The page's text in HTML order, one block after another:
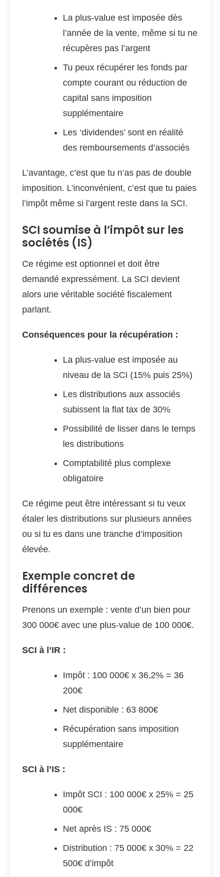
La plus-value est imposée dès
l’année de la vente, même si tu ne
récupères pas l’argent
Tu peux récupérer les fonds par
compte courant ou réduction de
capital sans imposition
supplémentaire
Les ‘dividendes’ sont en réalité
des remboursements d’associés
L’avantage, c’est que tu n’as pas de double
imposition. L’inconvénient, c’est que tu paies
l’impôt même si l’argent reste dans la SCI.
SCI soumise à l’impôt sur les
sociétés (IS)
Ce régime est optionnel et doit être
demandé expressément. La SCI devient
alors une véritable société fiscalement
parlant.
Conséquences pour la récupération :
La plus-value est imposée au
niveau de la SCI (15% puis 25%)
Les distributions aux associés
subissent la flat tax de 30%
Possibilité de lisser dans le temps
les distributions
Comptabilité plus complexe
obligatoire
Ce régime peut être intéressant si tu veux
étaler les distributions sur plusieurs années
ou si tu es dans une tranche d’imposition
élevée.
Exemple concret de
différences
Prenons un exemple : vente d’un bien pour
300 000€ avec une plus-value de 100 000€.
SCI à l’IR :
Impôt : 100 000€ x 36,2% = 36
200€
Net disponible : 63 800€
Récupération sans imposition
supplémentaire
SCI à l’IS :
Impôt SCI : 100 000€ x 25% = 25
000€
Net après IS : 75 000€
Distribution : 75 000€ x 30% = 22
500€ d’impôt